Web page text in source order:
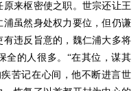
原来枢密使之职。世宗还让王
虽然身处权力要位，但仍谦
违反旨意的，魏仁浦大多将
全的人很多。“在其位，谋其
苦记在心间，他不断进言世